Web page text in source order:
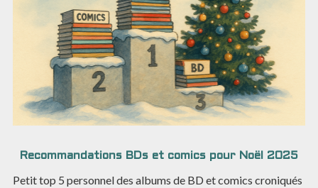
Recommandations BDs et comics pour Noël 2025
Petit top 5 personnel des albums de BD et comics croniqués